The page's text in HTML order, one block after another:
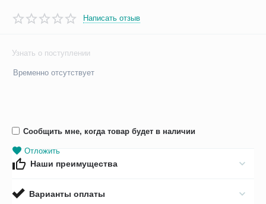
Написать отзыв
Узнать о поступлении
Временно отсутствует
Сообщить мне, когда товар будет в наличии
Отложить
Наши преимущества
Варианты оплаты